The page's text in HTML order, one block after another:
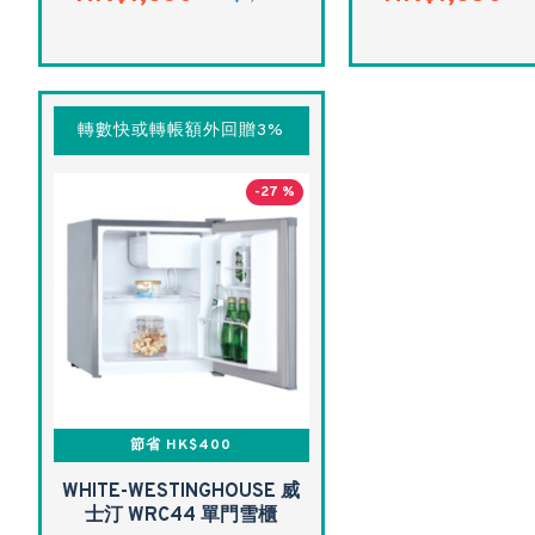
轉數快或轉帳額外回贈3%
-27 %
節省 HK$400
WHITE-WESTINGHOUSE 威
士汀 WRC44 單門雪櫃